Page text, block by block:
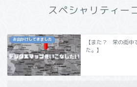
スペシャリティー
お出かけしてきました
【また？ 栄の街中
た。】